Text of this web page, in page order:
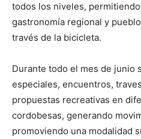
todos los niveles,
gastronomía regional y
través de la bicicleta.
Durante todo el mes de junio
especiales, encuentros,
propuestas recreativas en
cordobesas, generando
promoviendo una modalidad